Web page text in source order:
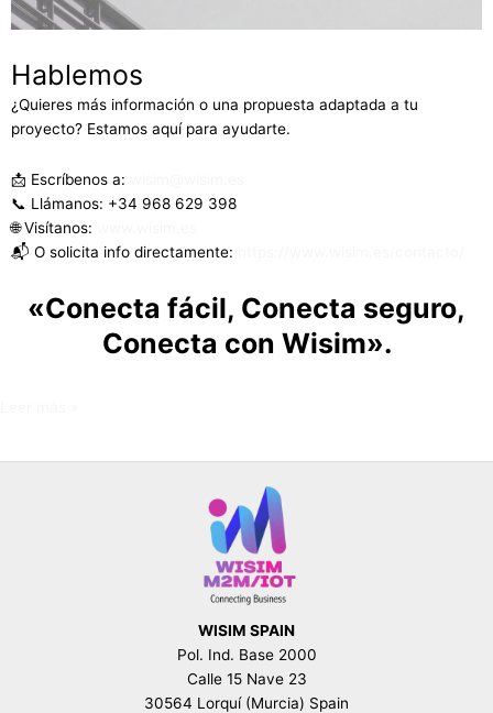
Hablemos
¿Quieres más información o una propuesta adaptada a tu
proyecto? Estamos aquí para ayudarte.
📩 Escríbenos a:
📞 Llámanos: +34 968 629 398
🌐 Visítanos:
📬 O solicita info directamente:
«Conecta fácil, Conecta seguro,
Conecta con Wisim».
WISIM SPAIN
Pol. Ind. Base 2000
Calle 15 Nave 23
30564 Lorquí (Murcia) Spain